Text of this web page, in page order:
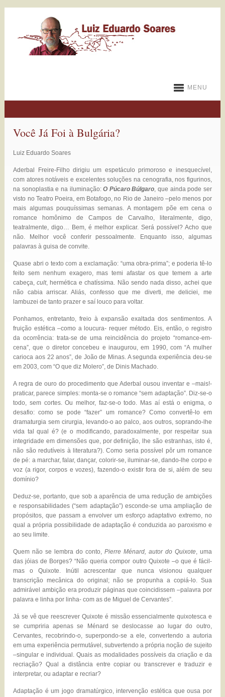
MENU
Você Já Foi à Bulgária?
Luiz Eduardo Soares
Aderbal Freire-Filho dirigiu um espetáculo primoroso e inesquecível,
com atores notáveis e excelentes soluções na cenografia, nos figurinos,
na sonoplastia e na iluminação:O Púcaro Búlgaro, que ainda pode ser
visto no Teatro Poeira, em Botafogo, no Rio de Janeiro –pelo menos por
mais algumas pouquíssimas semanas. A montagem põe em cena o
romance homônimo de Campos de Carvalho, literalmente, digo,
teatralmente, digo… Bem, é melhor explicar. Será possível? Acho que
não. Melhor você conferir pessoalmente. Enquanto isso, algumas
palavras à guisa de convite.
Quase abri o texto com a exclamação: “uma obra-prima”; e poderia tê-lo
feito sem nenhum exagero, mas temi afastar os que temem a arte
cabeça,cult, hermética e chatíssima. Não sendo nada disso, achei que
não cabia arriscar. Aliás, confesso que me diverti, me deliciei, me
lambuzei de tanto prazer e saí louco para voltar.
Ponhamos, entretanto, freio à expansão exaltada dos sentimentos. A
fruição estética –como a loucura- requer método. Eis, então, o registro
da ocorrência: trata-se de uma reincidência do projeto “romance-em-
cena”, que o diretor concebeu e inaugurou, em 1990, com “A mulher
carioca aos 22 anos”, de João de Minas. A segunda experiência deu-se
em 2003, com “O que diz Molero”, de Dinis Machado.
A regra de ouro do procedimento que Aderbal ousou inventar e –mais!-
praticar, parece simples: monta-se o romance “sem adaptação”. Diz-se-o
todo, sem cortes. Ou melhor, faz-se-o todo. Mas aí está o enigma, o
desafio: como se pode “fazer” um romance? Como convertê-lo em
dramaturgia sem cirurgia, levando-o ao palco, aos outros, soprando-lhe
vida tal qual é? (e o modificando, paradoxalmente, por respeitar sua
integridade em dimensões que, por definição, lhe são estranhas, isto é,
não são redutíveis à literatura?). Como seria possível pôr um romance
de pé: a marchar, falar, dançar, colorir-se, iluminar-se, dando-lhe corpo e
voz (a rigor, corpos e vozes), fazendo-o existir fora de si, além de seu
domínio?
Deduz-se, portanto, que sob a aparência de uma redução de ambições
e responsabilidades (“sem adaptação”) esconde-se uma ampliação de
propósitos, que passam a envolver um esforço adaptativo extremo, no
qual a própria possibilidade de adaptação é conduzida ao paroxismo e
ao seu limite.
Quem não se lembra do conto, Pierre Ménard, autor do Quixote, uma
das jóias de Borges? “Não queria compor outro Quixote –o que é fácil-
mas o Quixote. Inútil acrescentar que nunca visionou qualquer
transcrição mecânica do original; não se propunha a copiá-lo. Sua
admirável ambição era produzir páginas que coincidissem –palavra por
palavra e linha por linha- com as de Miguel de Cervantes”.
Já se vê que reescrever Quixote é missão essencialmente quixotesca e
se cumpriria apenas se Ménard se deslocasse ao lugar do outro,
Cervantes, recobrindo-o, superpondo-se a ele, convertendo a autoria
em uma experiência permutável, subvertendo a própria noção de sujeito
–singular e individual. Quais as modalidades possíveis da criação e da
recriação? Qual a distância entre copiar ou transcrever e traduzir e
interpretar, ou adaptar e recriar?
Adaptação é um jogo dramatúrgico, intervenção estética que ousa por